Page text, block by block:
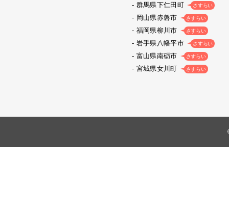
群馬県下仁田町 さすらい
岡山県赤磐市 さすらい
福岡県柳川市 さすらい
岩手県八幡平市 さすらい
富山県南砺市 さすらい
宮城県女川町 さすらい